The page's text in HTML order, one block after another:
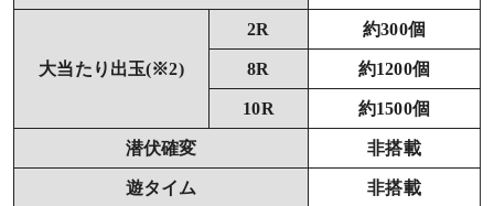
大当たり出玉(※2)
2R 約300個
8R 約1200個
10R 約1500個
潜伏確変 非搭載
遊タイム 非搭載